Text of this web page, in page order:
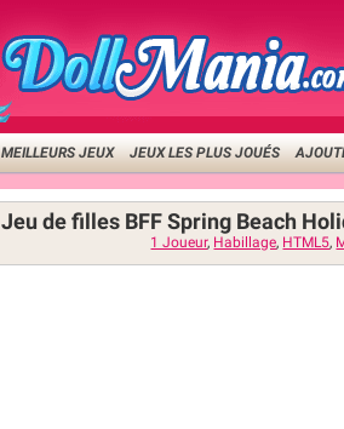
MEILLEURS JEUX JEUX LES PLUS JOUÉS
Jeu de filles BFF Spring Beach
1 Joueur, Habillage, HTML5,